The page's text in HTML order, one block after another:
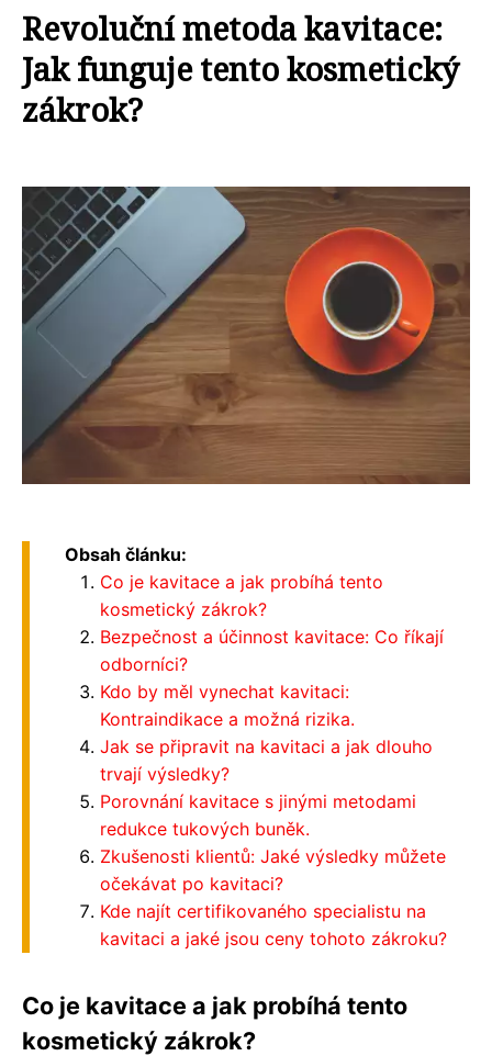
Revoluční metoda kavitace:
Jak funguje tento kosmetický
zákrok?
Obsah článku:
Co je kavitace a jak probíhá tento
kosmetický zákrok?
Bezpečnost a účinnost kavitace: Co říkají
odborníci?
Kdo by měl vynechat kavitaci:
Kontraindikace a možná rizika.
Jak se připravit na kavitaci a jak dlouho
trvají výsledky?
Porovnání kavitace s jinými metodami
redukce tukových buněk.
Zkušenosti klientů: Jaké výsledky můžete
očekávat po kavitaci?
Kde najít certifikovaného specialistu na
kavitaci a jaké jsou ceny tohoto zákroku?
Co je kavitace a jak probíhá tento
kosmetický zákrok?